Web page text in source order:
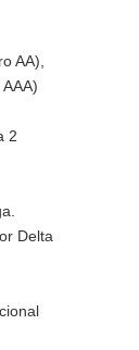
AA),
2
Delta